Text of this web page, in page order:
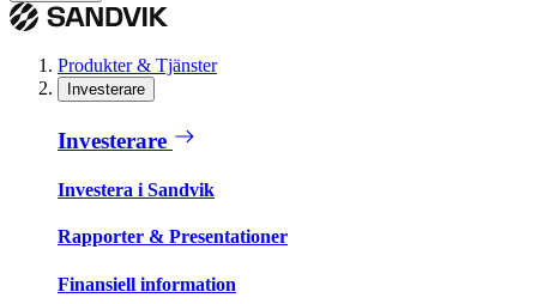
Produkter & Tjänster
Investerare
Investerare
Investera i Sandvik
Rapporter & Presentationer
Finansiell information